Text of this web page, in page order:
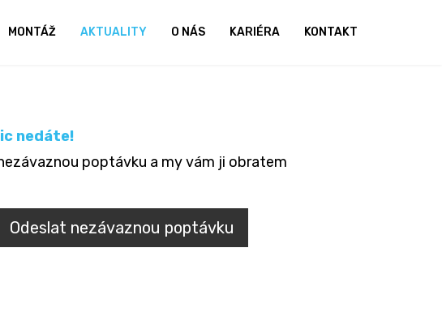
MONTÁŽ AKTUALITY O NÁS KARIÉRA KONTAKT
nedáte!
poptávku a my vám ji obratem
Odeslat nezávaznou poptávku